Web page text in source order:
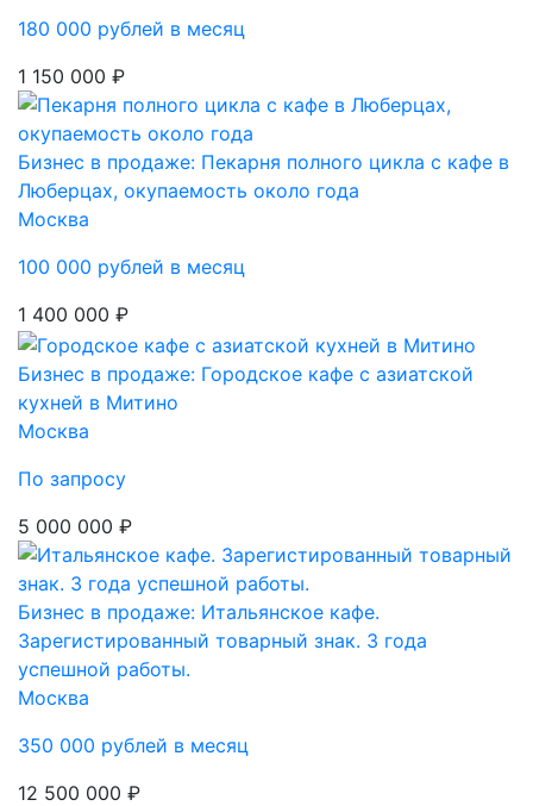
180 000 рублей в месяц
1 150 000 ₽
Бизнес в продаже: Пекарня полного цикла с кафе в
Люберцах, окупаемость около года
Москва
100 000 рублей в месяц
1 400 000 ₽
Бизнес в продаже: Городское кафе с азиатской
кухней в Митино
Москва
По запросу
5 000 000 ₽
Бизнес в продаже: Итальянское кафе.
Зарегистированный товарный знак. 3 года
успешной работы.
Москва
350 000 рублей в месяц
12 500 000 ₽